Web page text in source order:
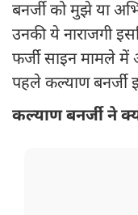
बनर्जी को मुझे या
उनकी ये नाराजगी
फर्जी साइन मामले
पहले कल्याण
कल्याण बनर्जी ने